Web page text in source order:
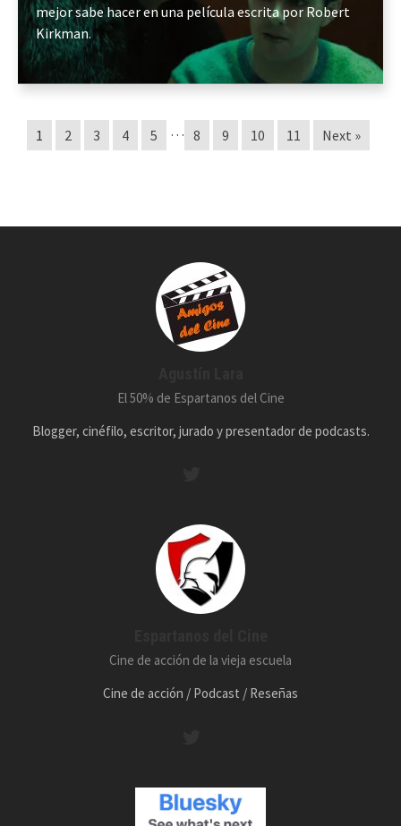
mejor sabe hacer en una película escrita por Robert
Kirkman.
1 2 3 4 5 … 8 9 10 11 Next »
El 50% de Espartanos del Cine
Blogger, cinéfilo, escritor, jurado y presentador de podcasts.
Cine de acción de la vieja escuela
Cine de acción / Podcast / Reseñas